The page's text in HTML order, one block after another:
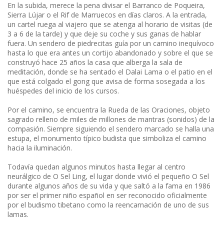
En la subida, merece la pena divisar el Barranco de Poqueira,
Sierra Lújar o el Rif de Marruecos en días claros. A la entrada,
un cartel ruega al viajero que se atenga al horario de visitas (de
3 a 6 de la tarde) y que deje su coche y sus ganas de hablar
fuera. Un sendero de piedrecitas guía por un camino inequívoco
hasta lo que era antes un cortijo abandonado y sobre el que se
construyó hace 25 años la casa que alberga la sala de
meditación, donde se ha sentado el Dalai Lama o el patio en el
que está colgado el gong que avisa de forma sosegada a los
huéspedes del inicio de los cursos.
Por el camino, se encuentra la Rueda de las Oraciones, objeto
sagrado relleno de miles de millones de mantras (sonidos) de la
compasión. Siempre siguiendo el sendero marcado se halla una
estupa, el monumento típico budista que simboliza el camino
hacia la iluminación.
Todavía quedan algunos minutos hasta llegar al centro
neurálgico de O Sel Ling, el lugar donde vivió el pequeño O Sel
durante algunos años de su vida y que saltó a la fama en 1986
por ser el primer niño español en ser reconocido oficialmente
por el budismo tibetano como la reencarnación de uno de sus
lamas.